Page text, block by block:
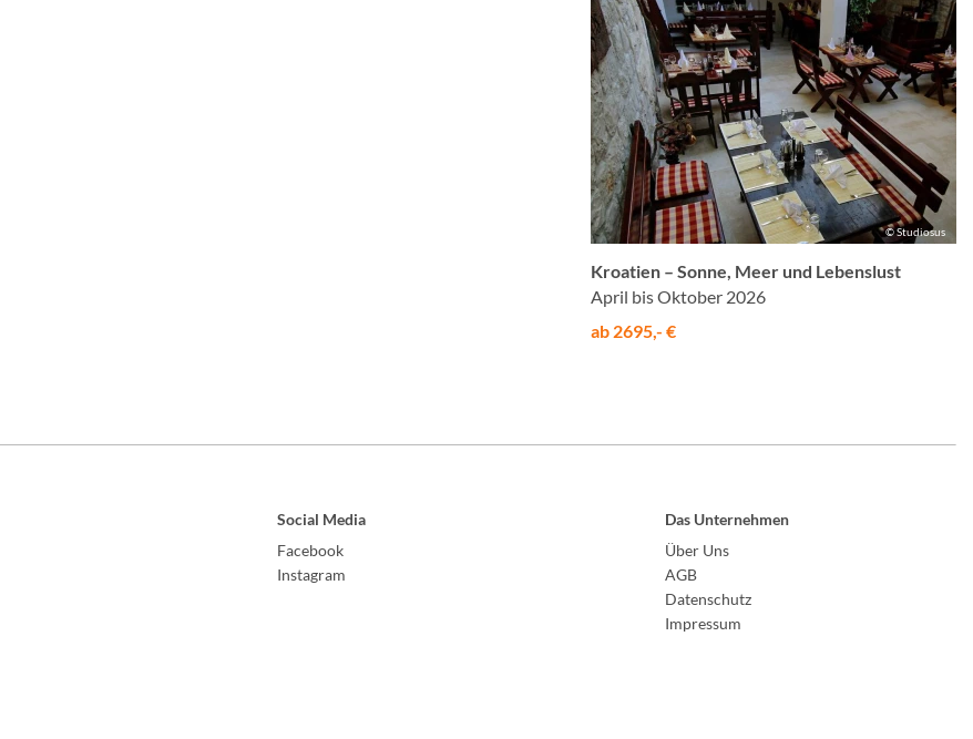
© Studiosus
Kroatien – Sonne, Meer und Lebenslust
April bis Oktober 2026
ab 2695,- €
Social Media
Facebook
Instagram
Das Unternehmen
Über Uns
AGB
Datenschutz
Impressum